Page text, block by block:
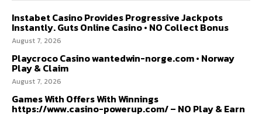
Instabet Casino Provides Progressive Jackpots
Instantly. Guts Online Casino • NO Collect Bonus
August 7, 2026
Playcroco Casino wantedwin-norge.com • Norway
Play & Claim
August 7, 2026
Games With Offers With Winnings
https://www.casino-powerup.com/ – NO Play & Earn